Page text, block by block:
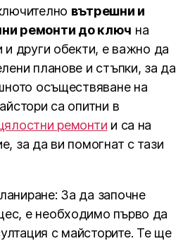
вътрешни и
ремонти до ключ на
и други обекти, е важно да
планове и стъпки, за да
осъществяване на
са опитни в
ремонти и са на
за да ви помогнат с тази
За да започне
е необходимо първо да
с майсторите. Те ще